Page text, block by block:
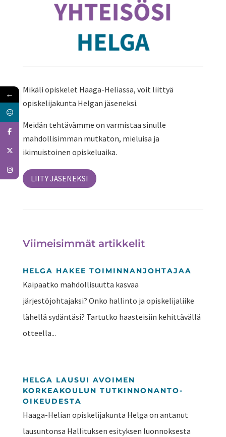
Mikäli opiskelet Haaga-Heliassa, voit liittyä
opiskelijakunta Helgan jäseneksi.
Meidän tehtävämme on varmistaa sinulle
mahdollisimman mutkaton, mieluisa ja
ikimuistoinen opiskeluaika.
LIITY JÄSENEKSI
Viimeisimmät artikkelit
HELGA HAKEE TOIMINNANJOHTAJAA
Kaipaatko mahdollisuutta kasvaa
järjestöjohtajaksi? Onko hallinto ja opiskelijaliike
lähellä sydäntäsi? Tartutko haasteisiin kehittävällä
otteella...
HELGA LAUSUI AVOIMEN
KORKEAKOULUN TUTKINNONANTO-
OIKEUDESTA
Haaga-Helian opiskelijakunta Helga on antanut
lausuntonsa Hallituksen esityksen luonnoksesta
←